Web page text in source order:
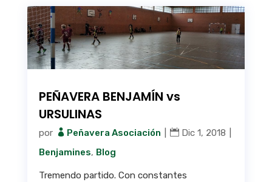
PEÑAVERA BENJAMÍN vs
URSULINAS
por Peñavera Asociación Dic 1, 2018
Benjamines, Blog
Tremendo partido. Con constantes